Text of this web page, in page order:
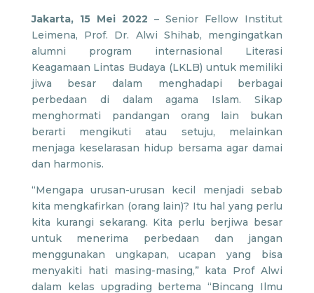
Jakarta, 15 Mei 2022 – Senior Fellow Institut
Leimena, Prof. Dr. Alwi Shihab, mengingatkan
alumni program internasional Literasi
Keagamaan Lintas Budaya (LKLB) untuk memiliki
jiwa besar dalam menghadapi berbagai
perbedaan di dalam agama Islam. Sikap
menghormati pandangan orang lain bukan
berarti mengikuti atau setuju, melainkan
menjaga keselarasan hidup bersama agar damai
dan harmonis.
“Mengapa urusan-urusan kecil menjadi sebab
kita mengkafirkan (orang lain)? Itu hal yang perlu
kita kurangi sekarang. Kita perlu berjiwa besar
untuk menerima perbedaan dan jangan
menggunakan ungkapan, ucapan yang bisa
menyakiti hati masing-masing,” kata Prof Alwi
dalam kelas upgrading bertema “Bincang Ilmu